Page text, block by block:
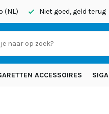
(NL) Niet goed, geld terug
ACCESSOIRES